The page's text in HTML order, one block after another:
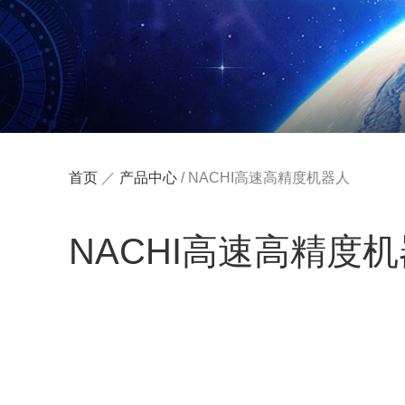
首页 ／ 产品中心 / NACHI高速高精度机器人
NACHI高速高精度